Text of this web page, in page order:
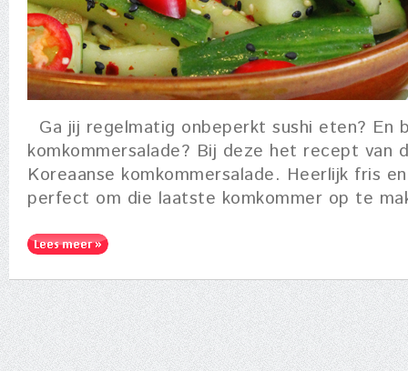
Ga jij regelmatig onbeperkt sushi eten? En
komkommersalade? Bij deze het recept van
Koreaanse komkommersalade. Heerlijk fris
perfect om die laatste komkommer op te